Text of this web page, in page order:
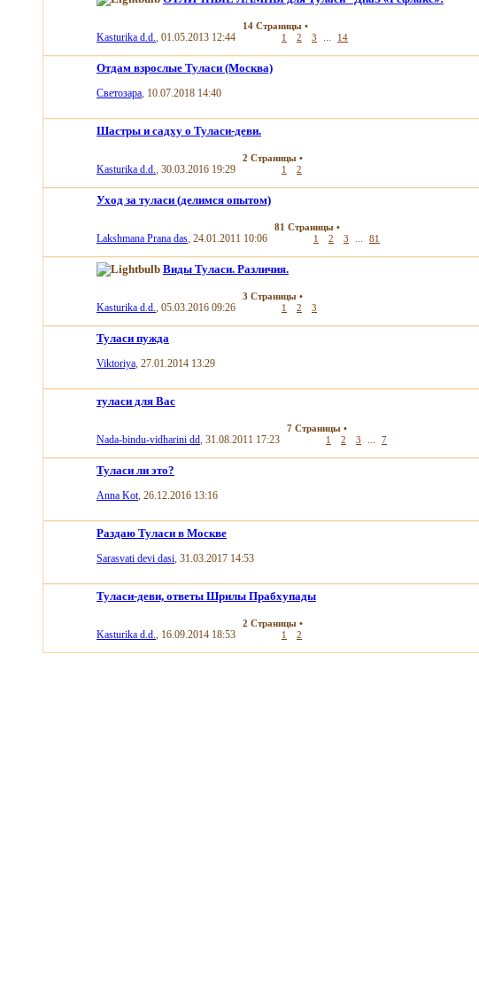
Kasturika d.d., 01.05.2013 12:44
14 Страницы •
1
2 3 ... 14
Отдам взрослые Туласи (Москва)
Светозара, 10.07.2018 14:40
Шастры и садху о Туласи-деви.
Kasturika d.d., 30.03.2016 19:29
2 Страницы •
1
2
Уход за туласи (делимся опытом)
Lakshmana Prana das, 24.01.2011 10:06
81 Страницы •
1
2 3 ... 81
Виды Туласи. Различия.
Kasturika d.d., 05.03.2016 09:26
3 Страницы •
1
2 3
Туласи пужда
Viktoriya, 27.01.2014 13:29
туласи для Вас
Nada-bindu-vidharini dd , 31.08.2011 17:23
7 Страницы •
1
2 3 7
Туласи ли это?
Anna Kot , 26.12.2016 13:16
Раздаю Туласи в Москве
Sarasvati devi dasi , 31.03.2017 14:53
Туласи-деви, ответы Шрилы Прабхупады
Kasturika d.d. , 16.09.2014 18:53
2 Страницы •
1
2